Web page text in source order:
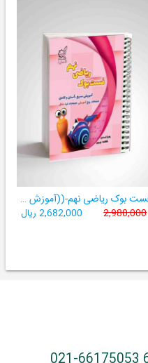
فست بوک ریاضی نهم-((آموزش سریع، آسان و کامل ریاضی پایۀ نهم))
2,980,000 2,682,000 ریال